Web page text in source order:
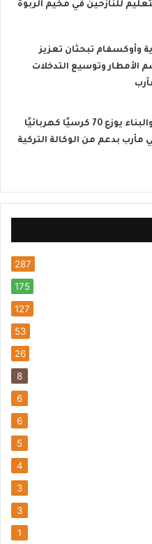
للنازحين في مخيم الربوة
وأوكسفام تبحثان تعزيز
الأمطار وتوسيع التدخلات
منتدى الإغاثة والبناء يوزع 70 كرسيًا كهربائيًا
مأرب بدعم من الوكالة التركية
287
175
127
53
26
8
6
6
5
4
3
3
1